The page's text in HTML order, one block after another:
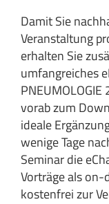
Damit Sie
Veranstaltung
erhalten Sie
umfangreiches
vorab zum
ideale
wenige Tage
Seminar die
Vorträge als on-
kostenfrei zur